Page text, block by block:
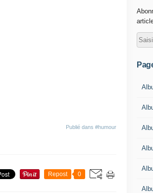
Publié dans #humour
Repost 0